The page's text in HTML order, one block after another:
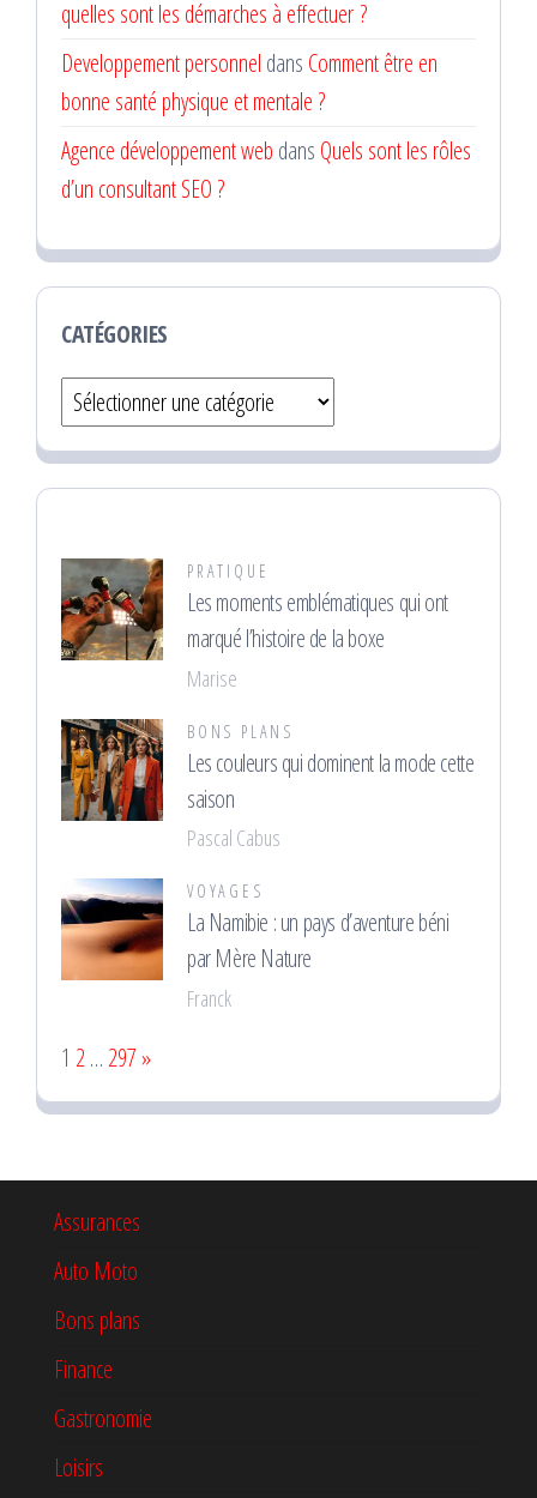
quelles sont les démarches à effectuer ?
Developpement personnel dans Comment être en
bonne santé physique et mentale ?
Agence développement web dans Quels sont les rôles
d’un consultant SEO ?
CATÉGORIES
Catégories
PRATIQUE
Les moments emblématiques qui ont
marqué l’histoire de la boxe
Marise
BONS PLANS
Les couleurs qui dominent la mode cette
saison
Pascal Cabus
VOYAGES
La Namibie : un pays d’aventure béni
par Mère Nature
Franck
Page:
1 2… 297Next
»
Assurances
Auto Moto
Bons plans
Finance
Gastronomie
Loisirs